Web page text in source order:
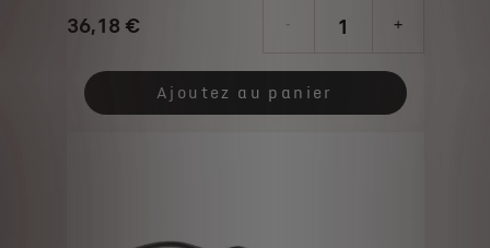
36,18 €
Price
36,18
- +
Quantity
updated
Ajoutez au panier